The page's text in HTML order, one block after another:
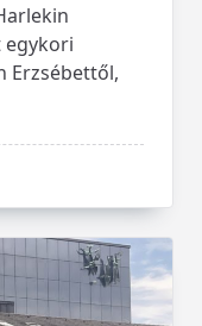
egykori
Erzsébettől,